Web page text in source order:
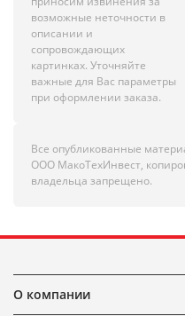
возможные неточности в
описании и
сопровождающих
картинках. Уточняйте
важные для Вас параметры
при оформлении заказа.
Все опубликованные
ООО МакоТехИнвест,
владельца запрещено.
О компании